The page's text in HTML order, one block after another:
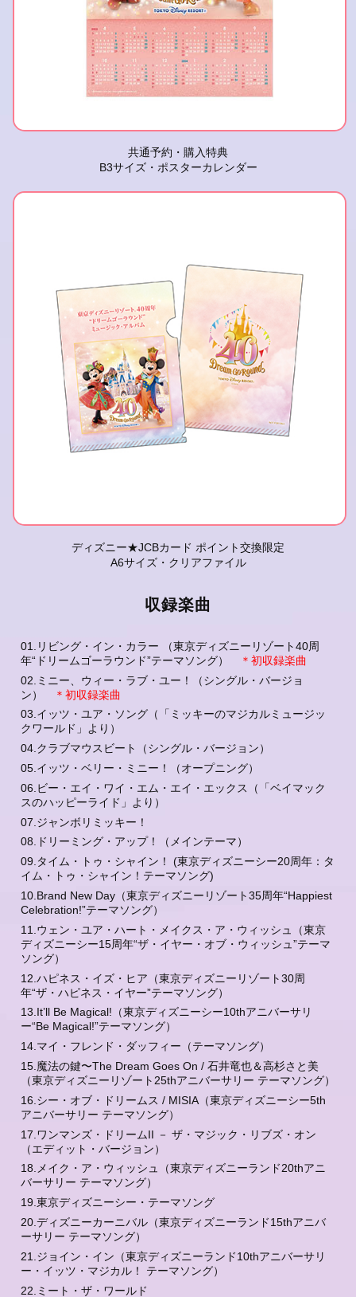
共通予約・購入特典
B3サイズ・ポスターカレンダー
ディズニー★JCBカード ポイント交換限定
A6サイズ・クリアファイル
収録楽曲
01.リビング・イン・カラー （東京ディズニーリゾート40周
年“ドリームゴーラウンド”テーマソング）
＊初収録楽曲
02.ミニー、ウィー・ラブ・ユー！（シングル・バージョ
ン）
＊初収録楽曲
03.イッツ・ユア・ソング（「ミッキーのマジカルミュージッ
クワールド」より）
04.クラブマウスビート（シングル・バージョン）
05.イッツ・ベリー・ミニー！（オープニング）
06.ビー・エイ・ワイ・エム・エイ・エックス（「ベイマック
スのハッピーライド」より）
07.ジャンボリミッキー！
08.ドリーミング・アップ！（メインテーマ）
09.タイム・トゥ・シャイン！ (東京ディズニーシー20周年：タ
イム・トゥ・シャイン！テーマソング)
10.Brand New Day（東京ディズニーリゾート35周年“Happiest
Celebration!”テーマソング）
11.ウェン・ユア・ハート・メイクス・ア・ウィッシュ（東京
ディズニーシー15周年“ザ・イヤー・オブ・ウィッシュ”テーマ
ソング）
12.ハピネス・イズ・ヒア（東京ディズニーリゾート30周
年“ザ・ハピネス・イヤー”テーマソング）
13.It’ll Be Magical!（東京ディズニーシー10thアニバーサリ
ー“Be Magical!”テーマソング）
14.マイ・フレンド・ダッフィー（テーマソング）
15.魔法の鍵〜The Dream Goes On / 石井竜也＆高杉さと美
（東京ディズニーリゾート25thアニバーサリー テーマソング）
16.シー・オブ・ドリームス / MISIA（東京ディズニーシー5th
アニバーサリー テーマソング）
17.ワンマンズ・ドリームII － ザ・マジック・リブズ・オン
（エディット・バージョン）
18.メイク・ア・ウィッシュ（東京ディズニーランド20thアニ
バーサリー テーマソング）
19.東京ディズニーシー・テーマソング
20.ディズニーカーニバル（東京ディズニーランド15thアニバ
ーサリー テーマソング）
21.ジョイン・イン（東京ディズニーランド10thアニバーサリ
ー・イッツ・マジカル！ テーマソング）
22.ミート・ザ・ワールド